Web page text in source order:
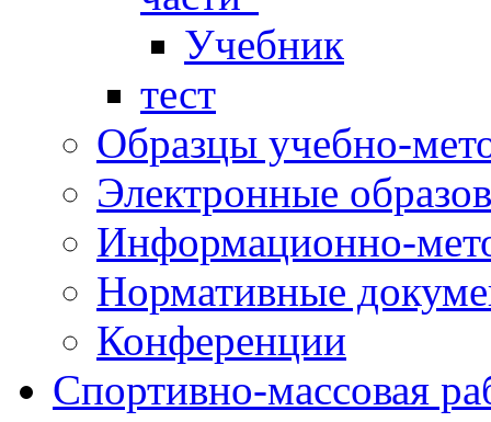
Учебник
тест
Образцы учебно-
Электронные
Информационно-
Нормативные
Конференции
Спортивно-массовая